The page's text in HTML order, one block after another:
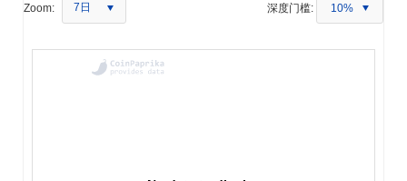
Zoom: 7日 深度门槛: 10%